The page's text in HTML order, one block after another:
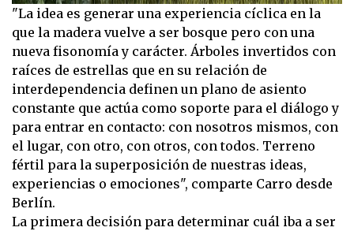
"La idea es generar una experiencia cíclica en la
que la madera vuelve a ser bosque pero con una
nueva fisonomía y carácter. Árboles invertidos con
raíces de estrellas que en su relación de
interdependencia definen un plano de asiento
constante que actúa como soporte para el diálogo y
para entrar en contacto: con nosotros mismos, con
el lugar, con otro, con otros, con todos. Terreno
fértil para la superposición de nuestras ideas,
experiencias o emociones", comparte Carro desde
Berlín.
La primera decisión para determinar cuál iba a ser